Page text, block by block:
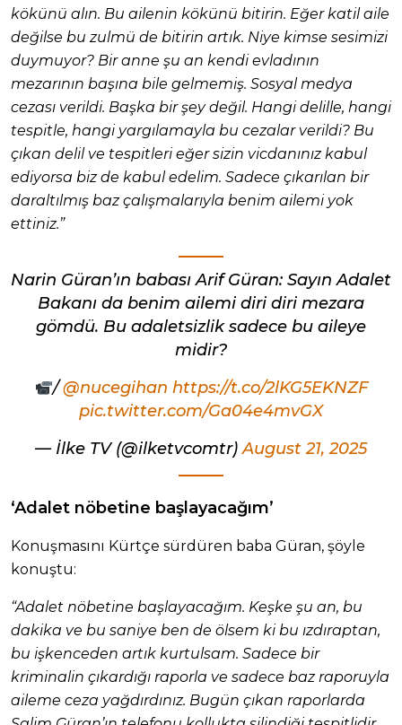
kökünü alın. Bu ailenin kökünü bitirin. Eğer katil aile
değilse bu zulmü de bitirin artık. Niye kimse sesimizi
duymuyor? Bir anne şu an kendi evladının
mezarının başına bile gelmemiş. Sosyal medya
cezası verildi. Başka bir şey değil. Hangi delille, hangi
tespitle, hangi yargılamayla bu cezalar verildi? Bu
çıkan delil ve tespitleri eğer sizin vicdanınız kabul
ediyorsa biz de kabul edelim. Sadece çıkarılan bir
daraltılmış baz çalışmalarıyla benim ailemi yok
ettiniz.”
Narin Güran’ın babası Arif Güran: Sayın Adalet
Bakanı da benim ailemi diri diri mezara
gömdü. Bu adaletsizlik sadece bu aileye
midir?
/@nucegihan https://t.co/2lKG5EKNZF
pic.twitter.com/Ga04e4mvGX
— İlke TV (@ilketvcomtr)August 21, 2025
‘Adalet nöbetine başlayacağım’
Konuşmasını Kürtçe sürdüren baba Güran, şöyle
konuştu:
“Adalet nöbetine başlayacağım. Keşke şu an, bu
dakika ve bu saniye ben de ölsem ki bu ızdıraptan,
bu işkenceden artık kurtulsam. Sadece bir
kriminalin çıkardığı raporla ve sadece baz raporuyla
aileme ceza yağdırdınız. Bugün çıkan raporlarda